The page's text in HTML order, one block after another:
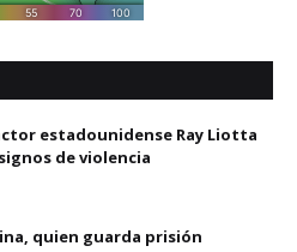
estadounidense Ray Liotta
de violencia
quien guarda prisión